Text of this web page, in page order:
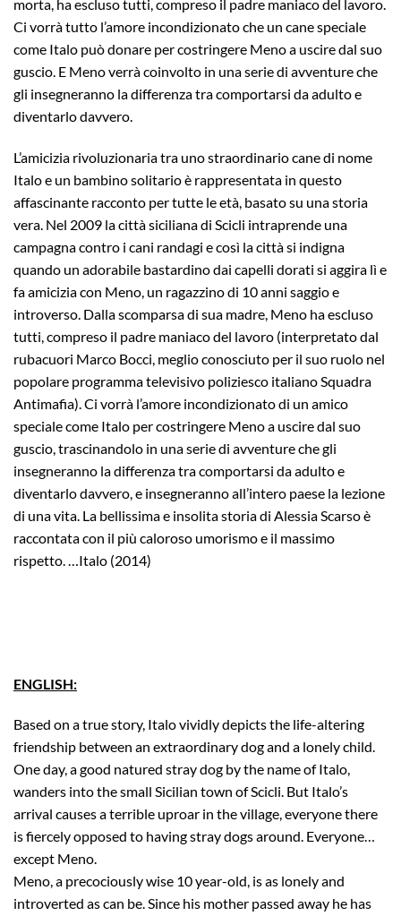
morta, ha escluso tutti, compreso il padre maniaco del lavoro.
Ci vorrà tutto l’amore incondizionato che un cane speciale
come Italo può donare per costringere Meno a uscire dal suo
guscio. E Meno verrà coinvolto in una serie di avventure che
gli insegneranno la differenza tra comportarsi da adulto e
diventarlo davvero.
L’amicizia rivoluzionaria tra uno straordinario cane di nome
Italo e un bambino solitario è rappresentata in questo
affascinante racconto per tutte le età, basato su una storia
vera. Nel 2009 la città siciliana di Scicli intraprende una
campagna contro i cani randagi e così la città si indigna
quando un adorabile bastardino dai capelli dorati si aggira lì e
fa amicizia con Meno, un ragazzino di 10 anni saggio e
introverso. Dalla scomparsa di sua madre, Meno ha escluso
tutti, compreso il padre maniaco del lavoro (interpretato dal
rubacuori Marco Bocci, meglio conosciuto per il suo ruolo nel
popolare programma televisivo poliziesco italiano Squadra
Antimafia). Ci vorrà l’amore incondizionato di un amico
speciale come Italo per costringere Meno a uscire dal suo
guscio, trascinandolo in una serie di avventure che gli
insegneranno la differenza tra comportarsi da adulto e
diventarlo davvero, e insegneranno all’intero paese la lezione
di una vita. La bellissima e insolita storia di Alessia Scarso è
raccontata con il più caloroso umorismo e il massimo
rispetto. …Italo (2014)
ENGLISH:
Based on a true story, Italo vividly depicts the life-altering
friendship between an extraordinary dog and a lonely child.
One day, a good natured stray dog by the name of Italo,
wanders into the small Sicilian town of Scicli. But Italo’s
arrival causes a terrible uproar in the village, everyone there
is fiercely opposed to having stray dogs around. Everyone…
except Meno.
Meno, a precociously wise 10 year-old, is as lonely and
introverted as can be. Since his mother passed away he has